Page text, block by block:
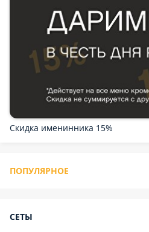
Скидка именинника 15%
ПОПУЛЯРНОЕ
СЕТЫ